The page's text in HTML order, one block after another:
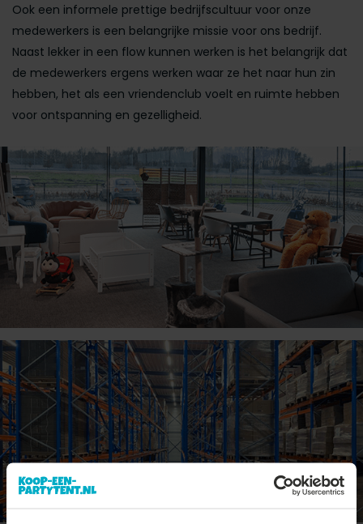
Ook een informele prettige bedrijfscultuur voor onze
medewerkers is een belangrijke missie voor ons bedrijf.
Naast lekker in een flow kunnen werken is het belangrijk dat
de medewerkers ergens werken waar ze het naar hun zin
hebben, het als een vriendenclub voelt en ruimte hebben
voor ontspanning en gezelligheid.